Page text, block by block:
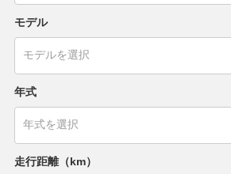
モデル
年式
走行距離（km）